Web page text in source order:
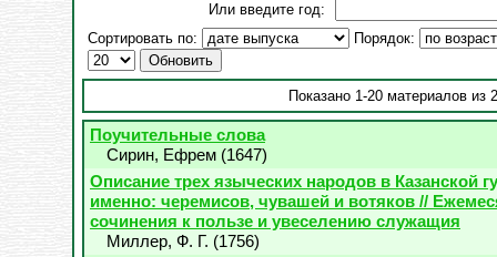
Или введите год:
Сортировать по:
Порядок:
Показано 1-20 материалов из
Поучительные слова
Сирин, Ефрем (1647)
Описание трех языческих народов в Казанской
именно: черемисов, чувашей и вотяков //
сочинения к пользе и увеселению служащия
Миллер, Ф. Г. (1756)